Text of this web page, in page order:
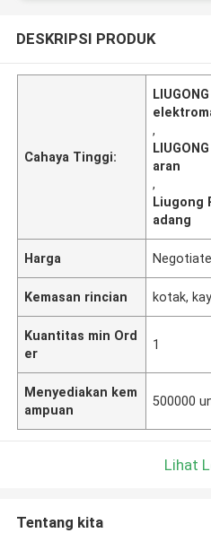
DESKRIPSI PRODUK
Cahaya Tinggi:
,
aran
,
Liugong
adang
Harga
Kemasan rincian kotak,
Kuantitas min Ord
er
1
Menyediakan kem
ampuan
500000
Lihat
Tentang kita